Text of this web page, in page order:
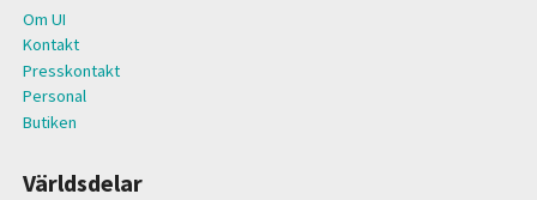
Om UI
Kontakt
Presskontakt
Personal
Butiken
Världsdelar